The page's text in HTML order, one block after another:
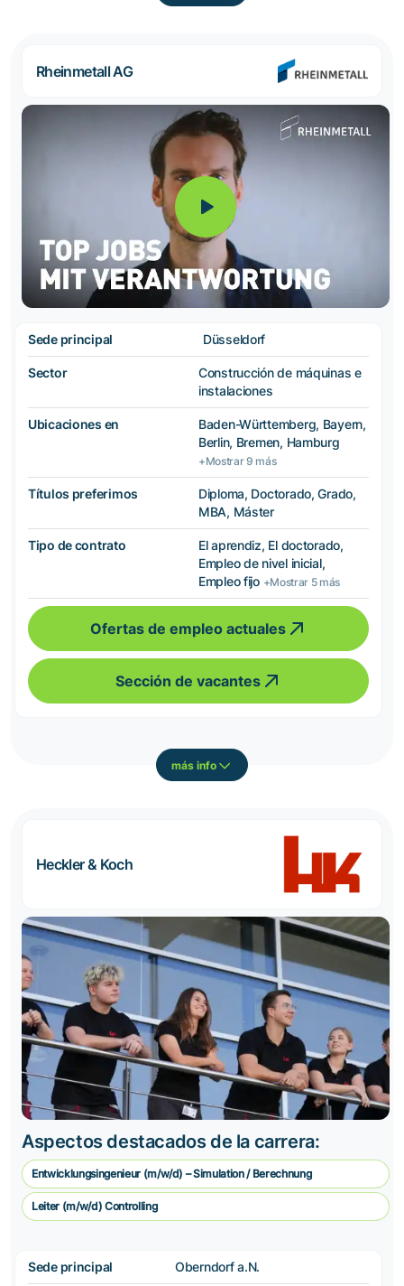
Rheinmetall AG
Sede principal Düsseldorf
Sector
Construcción de máquinas e
instalaciones
Ubicaciones en
Baden-Württemberg, Bayern,
Berlin, Bremen, Hamburg
+Mostrar 9 más
Títulos preferimos
Diploma, Doctorado, Grado,
MBA, Máster
Tipo de contrato
El aprendiz, El doctorado,
Empleo de nivel inicial,
Empleo fijo +Mostrar 5 más
Ofertas de empleo actuales
Sección de vacantes
más info
Heckler & Koch
Aspectos destacados de la carrera:
Entwicklungsingenieur (m/w/d) – Simulation / Berechnung
Leiter (m/w/d) Controlling
Sede principal Oberndorf a.N.